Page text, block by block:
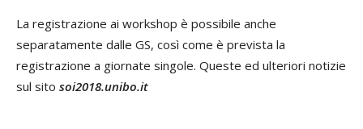
La registrazione ai workshop è possibile anche
separatamente dalle GS, così come è prevista la
registrazione a giornate singole. Queste ed ulteriori notizie
sul sito soi2018.unibo.it